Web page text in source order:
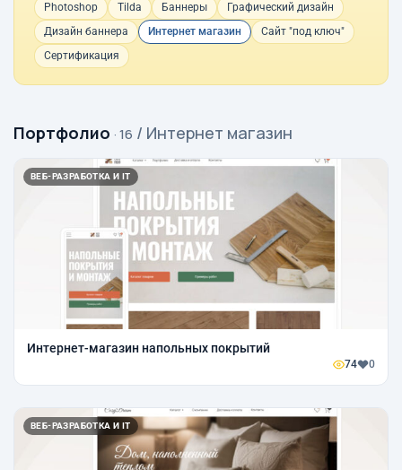
Photoshop
Tilda Баннеры
Графический дизайн
Дизайн баннера
Интернет магазин
Сайт "под ключ"
Сертификация
Портфолио · 16 / Интернет магазин
ВЕБ-РАЗРАБОТКА И IT
Интернет-магазин напольных покрытий
74 0
ВЕБ-РАЗРАБОТКА И IT